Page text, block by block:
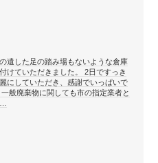
遺した足の踏み場もないような倉庫
けていただきました。 2日ですっき
にしていただき、感謝でいっぱいで
般廃棄物に関しても市の指定業者と